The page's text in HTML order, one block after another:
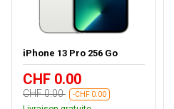
iPhone 13 Pro 256 Go
CHF 0.00
CHF 0.00 -CHF 0.00